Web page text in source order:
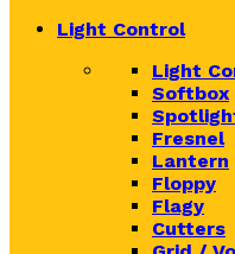
Light Control
Light
Softbox
Fresnel
Lantern
Floppy
Flagy
Cutters